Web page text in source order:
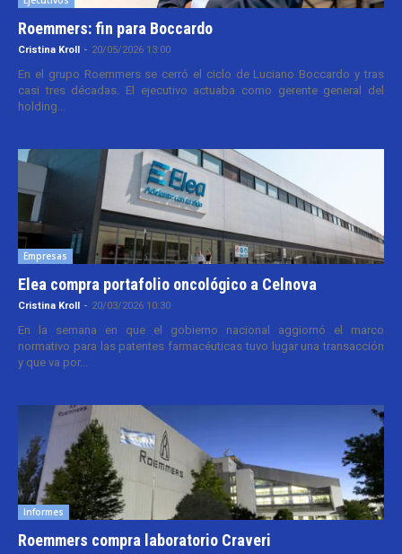
Roemmers: fin para Boccardo
Cristina Kroll - 20/05/2026 13:00
En el grupo Roemmers se cerró el ciclo de Luciano Boccardo y tras
casi tres décadas. El ejecutivo actuaba como gerente general del
holding...
Empresas
Elea compra portafolio oncológico a Celnova
Cristina Kroll - 20/03/2026 10:30
En la semana en que el gobierno nacional aggiornó el marco
normativo para las patentes farmacéuticas tuvo lugar una transacción
y que va por...
Informes
Roemmers compra laboratorio Craveri